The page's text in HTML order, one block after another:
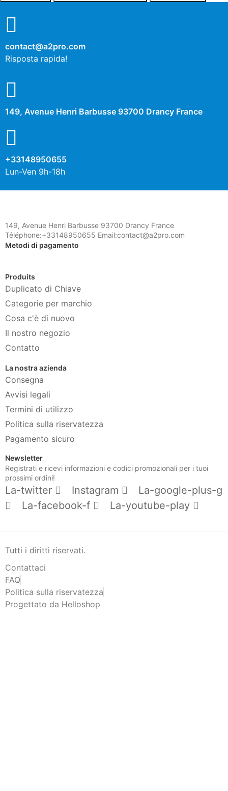
contact@a2pro.com
Risposta rapida!
149, Avenue Henri Barbusse 93700 Drancy France
+33148950655
Lun-Ven 9h-18h
149, Avenue Henri Barbusse 93700 Drancy France
Téléphone:+33148950655 Email:contact@a2pro.com
Metodi di pagamento
Produits
Duplicato di Chiave
Categorie per marchio
Cosa c'è di nuovo
Il nostro negozio
Contatto
La nostra azienda
Consegna
Avvisi legali
Termini di utilizzo
Politica sulla riservatezza
Pagamento sicuro
Newsletter
Registrati e ricevi informazioni e codici promozionali per i tuoi
prossimi ordini!
La-twitter Instagram
La-google-plus-g
La-facebook-f
La-youtube-play
Tutti i diritti riservati.
Contattaci
FAQ
Politica sulla riservatezza
Progettato da Helloshop